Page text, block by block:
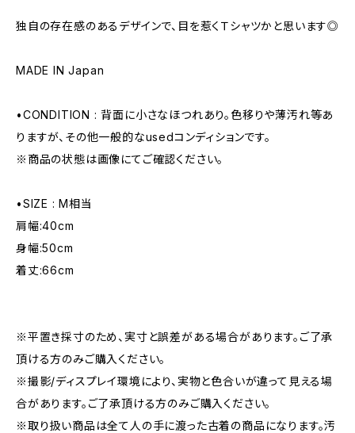
独自の存在感のあるデザインで、目を惹くＴシャツかと思います◎
MADE IN Japan
•CONDITION : 背面に小さなほつれあり。色移りや薄汚れ等あ
りますが、その他一般的なusedコンディションです。
※商品の状態は画像にてご確認ください。
•SIZE : M相当
肩幅:40cm
身幅:50cm
着丈:66cm
※平置き採寸のため、実寸と誤差がある場合があります。ご了承
頂ける方のみご購入ください。
※撮影/ディスプレイ環境により、実物と色合いが違って見える場
合があります。ご了承頂ける方のみご購入ください。
※取り扱い商品は全て人の手に渡った古着の商品になります。汚